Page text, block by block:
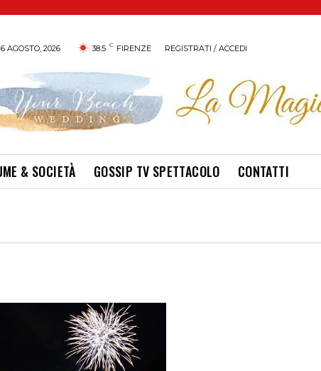
AGOSTO, 2026 38.5 C FIRENZE REGISTRATI / ACCEDI
& SOCIETÀ GOSSIP TV SPETTACOLO CONTATTI